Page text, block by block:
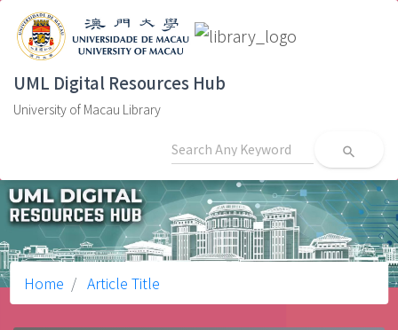
UML Digital Resources Hub
University of Macau Library
search
Home Article Title